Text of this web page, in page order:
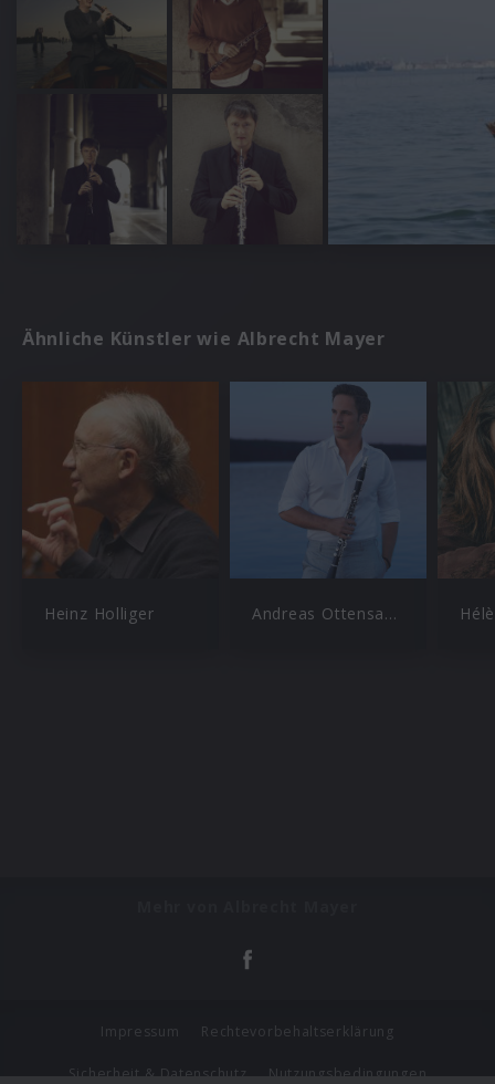
Ähnliche Künstler wie Albrecht Mayer
Heinz Holliger Andreas Ottensamer
Impressum Rechtevorbehaltserklärung
Sicherheit & Datenschutz Nutzungsbedingungen